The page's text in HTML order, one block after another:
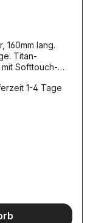
160mm lang.
Titan-
1-4 Tage